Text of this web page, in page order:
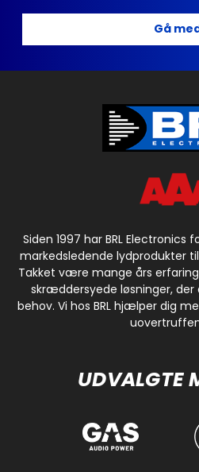
Gå
Siden 1997 har BRL
markedsledende lydprodukter
Takket være mange års
skræddersyede løsninger, der
behov. Vi hos BRL hjælper dig
UDVALGTE